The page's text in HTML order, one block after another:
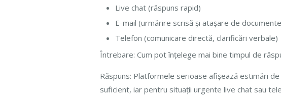
Live chat (răspuns rapid)
E-mail (urmărire scrisă și atașare de
Telefon (comunicare directă, clarificări verbale)
Întrebare: Cum pot înțelege mai bine timpul de
Răspuns: Platformele serioase afișează estimări
suficient, iar pentru situații urgente live chat sau